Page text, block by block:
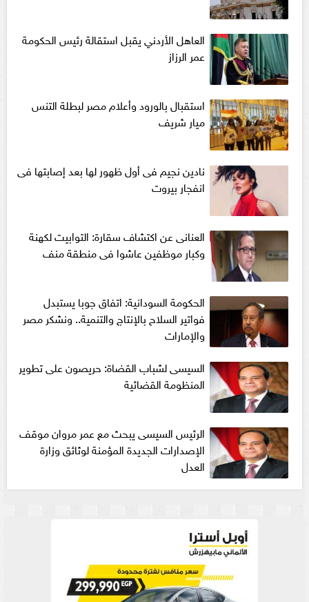
العاهل الأردني يقبل استقالة رئيس الحكومة
عمر الرزاز
استقبال بالورود وأعلام مصر لبطلة التنس
ميار شريف
نادين نجيم فى أول ظهور لها بعد إصابتها فى
انفجار بيروت
العنانى عن اكتشاف سقارة: التوابيت لكهنة
وكبار موظفين عاشوا فى منطقة منف
الحكومة السودانية: اتفاق جوبا يستبدل
فواتير السلاح بالإنتاج والتنمية.. ونشكر مصر
والإمارات
السيسى لشباب القضاة: حريصون على تطوير
المنظومة القضائية
الرئيس السيسى يبحث مع عمر مروان موقف
الإصدارات الجديدة المؤمنة لوثائق وزارة
العدل